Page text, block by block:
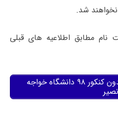
شد.
مطابق اطلاعیه های قبلی
مشاهده اطلاعیه ارشد بدون کنکور ۹۸ دانشگاه خواجه
نصیر